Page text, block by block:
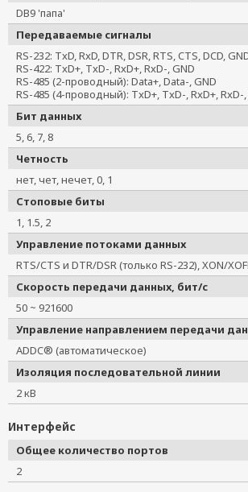
DB9 'папа'
Передаваемые сигналы
RS-232: TxD, RxD, DTR, DSR, RTS, CTS, DCD,
RS-422: TxD+, TxD-, RxD+, RxD-, GND
RS-485 (2-проводный): Data+, Data-, GND
RS-485 (4-проводный): TxD+, TxD-, RxD+,
Бит данных
5, 6, 7, 8
Четность
нет, чет, нечет, 0, 1
Стоповые биты
1, 1.5, 2
Управление потоками данных
RTS/CTS и DTR/DSR (только RS-232), XON/
Скорость передачи данных, бит/с
50 ~ 921600
Управление направлением передачи
ADDC® (автоматическое)
Изоляция последовательной линии
2 кВ
Интерфейс
Общее количество портов
2